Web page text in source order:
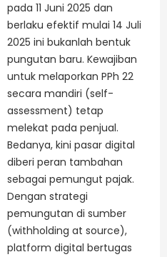
pada 11 Juni 2025 dan
berlaku efektif mulai 14 Juli
2025 ini bukanlah bentuk
pungutan baru. Kewajiban
untuk melaporkan PPh 22
secara mandiri (self-
assessment) tetap
melekat pada penjual.
Bedanya, kini pasar digital
diberi peran tambahan
sebagai pemungut pajak.
Dengan strategi
pemungutan di sumber
(withholding at source),
platform digital bertugas